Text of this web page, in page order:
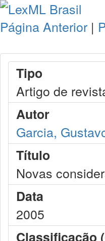
Página Anterior |
Tipo
Artigo de
Autor
Garcia,
Título
Novas
Data
2005
Classificação (